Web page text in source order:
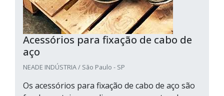
Acessórios para fixação de cabo de
aço
NEADE INDÚSTRIA / São Paulo - SP
Os acessórios para fixação de cabo de aço são